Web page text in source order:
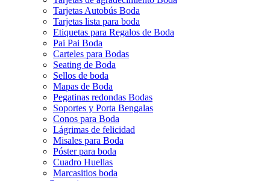
Tarjetas Autobús Boda
Tarjetas lista para boda
Etiquetas para Regalos de Boda
Pai Pai Boda
Carteles para Bodas
Seating de Boda
Sellos de boda
Mapas de Boda
Pegatinas redondas Bodas
Soportes y Porta Bengalas
Conos para Boda
Lágrimas de felicidad
Misales para Boda
Póster para boda
Cuadro Huellas
Marcasitios boda